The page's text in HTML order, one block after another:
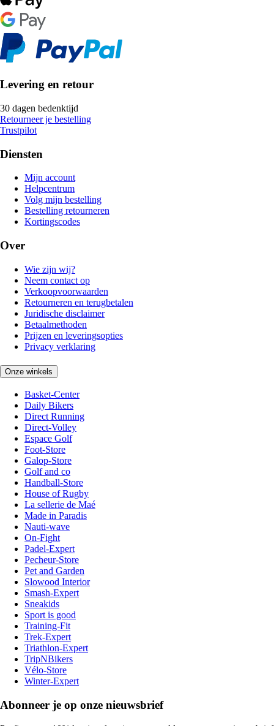
Levering en retour
30 dagen bedenktijd
Retourneer je bestelling
Trustpilot
Diensten
Mijn account
Helpcentrum
Volg mijn bestelling
Bestelling retourneren
Kortingscodes
Over
Wie zijn wij?
Neem contact op
Verkoopvoorwaarden
Retourneren en terugbetalen
Juridische disclaimer
Betaalmethoden
Prijzen en leveringsopties
Privacy verklaring
Onze winkels
Basket-Center
Daily Bikers
Direct Running
Direct-Volley
Espace Golf
Foot-Store
Galop-Store
Golf and co
Handball-Store
House of Rugby
La sellerie de Maé
Made in Paradis
Nauti-wave
On-Fight
Padel-Expert
Pecheur-Store
Pet and Garden
Slowood Interior
Smash-Expert
Sneakids
Sport is good
Training-Fit
Trek-Expert
Triathlon-Expert
TripNBikers
Vélo-Store
Winter-Expert
Abonneer je op onze nieuwsbrief